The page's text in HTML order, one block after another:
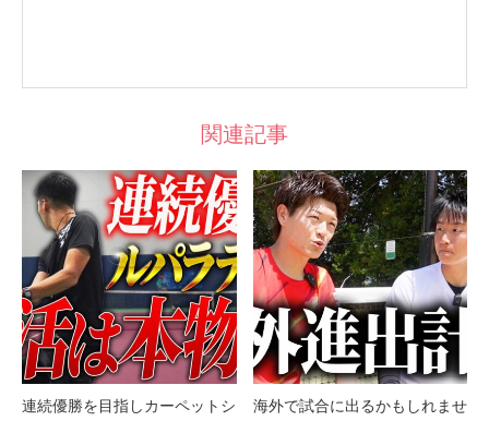
関連記事
連続優勝を目指しカーペットシ
海外で試合に出るかもしれませ